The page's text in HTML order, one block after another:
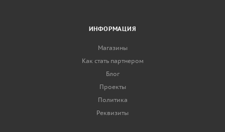
ИНФОРМАЦИЯ
Магазины
Как стать партнером
Блог
Проекты
Политика
Реквизиты